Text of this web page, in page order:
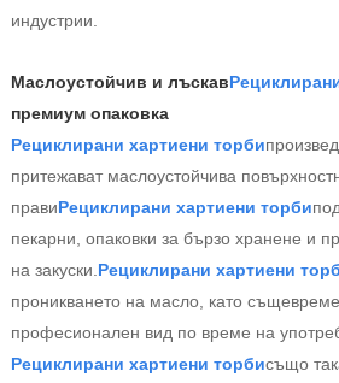
индустрии.
Маслоустойчив и лъскав
премиум опаковка
Рециклирани хартиени торби
притежават маслоустойчива
правиРециклирани хартиени торби
пекарни, опаковки за бързо хранене и
на закуски. Рециклирани хартиени
проникването на масло, като
професионален вид по време на
Рециклирани хартиени торбисъщо